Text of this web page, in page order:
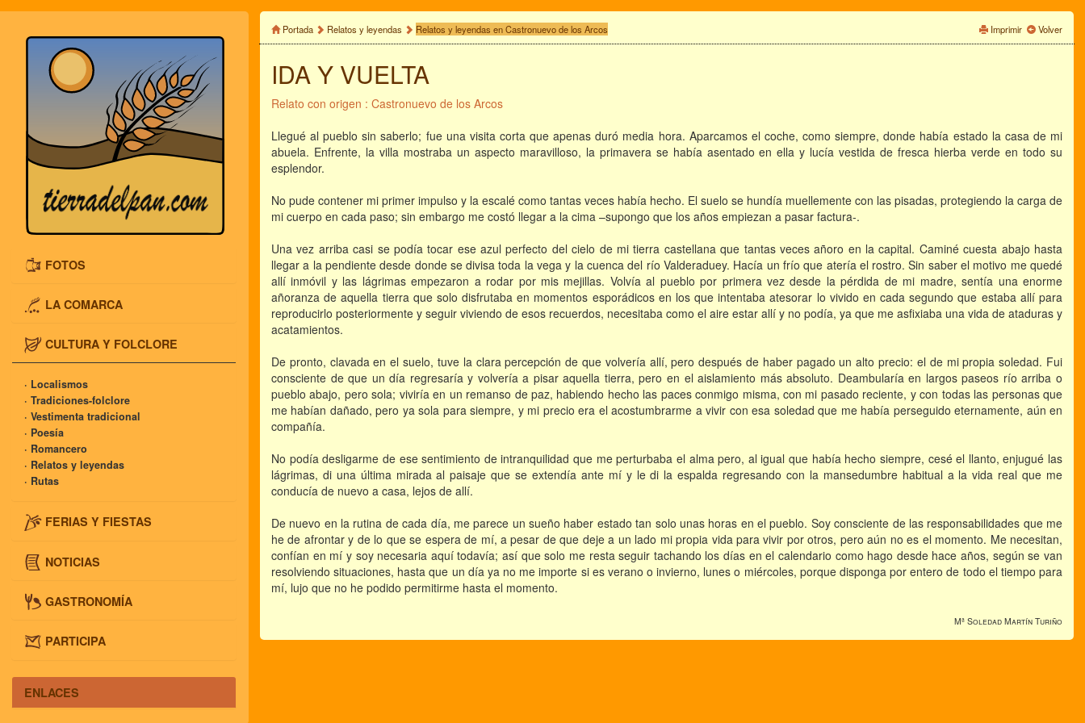
FOTOS
LA COMARCA
CULTURA Y FOLCLORE
· Localismos
· Tradiciones-folclore
· Vestimenta tradicional
· Poesía
· Romancero
· Relatos y leyendas
· Rutas
FERIAS Y FIESTAS
NOTICIAS
GASTRONOMÍA
PARTICIPA
ENLACES
Portada Relatos y leyendas Relatos y leyendas en Castronuevo de los Arcos Imprimir Volver
IDA Y VUELTA
Relato con origen : Castronuevo de los Arcos
Llegué al pueblo sin saberlo; fue una visita corta que apenas duró media hora. Aparcamos el coche, como siempre, donde había estado la casa de mi
abuela. Enfrente, la villa mostraba un aspecto maravilloso, la primavera se había asentado en ella y lucía vestida de fresca hierba verde en todo su
esplendor.
No pude contener mi primer impulso y la escalé como tantas veces había hecho. El suelo se hundía muellemente con las pisadas, protegiendo la carga de
mi cuerpo en cada paso; sin embargo me costó llegar a la cima –supongo que los años empiezan a pasar factura-.
Una vez arriba casi se podía tocar ese azul perfecto del cielo de mi tierra castellana que tantas veces añoro en la capital. Caminé cuesta abajo hasta
llegar a la pendiente desde donde se divisa toda la vega y la cuenca del río Valderaduey. Hacía un frío que atería el rostro. Sin saber el motivo me quedé
allí inmóvil y las lágrimas empezaron a rodar por mis mejillas. Volvía al pueblo por primera vez desde la pérdida de mi madre, sentía una enorme
añoranza de aquella tierra que solo disfrutaba en momentos esporádicos en los que intentaba atesorar lo vivido en cada segundo que estaba allí para
reproducirlo posteriormente y seguir viviendo de esos recuerdos, necesitaba como el aire estar allí y no podía, ya que me asfixiaba una vida de ataduras y
acatamientos.
De pronto, clavada en el suelo, tuve la clara percepción de que volvería allí, pero después de haber pagado un alto precio: el de mi propia soledad. Fui
consciente de que un día regresaría y volvería a pisar aquella tierra, pero en el aislamiento más absoluto. Deambularía en largos paseos río arriba o
pueblo abajo, pero sola; viviría en un remanso de paz, habiendo hecho las paces conmigo misma, con mi pasado reciente, y con todas las personas que
me habían dañado, pero ya sola para siempre, y mi precio era el acostumbrarme a vivir con esa soledad que me había perseguido eternamente, aún en
compañía.
No podía desligarme de ese sentimiento de intranquilidad que me perturbaba el alma pero, al igual que había hecho siempre, cesé el llanto, enjugué las
lágrimas, di una última mirada al paisaje que se extendía ante mí y le di la espalda regresando con la mansedumbre habitual a la vida real que me
conducía de nuevo a casa, lejos de allí.
De nuevo en la rutina de cada día, me parece un sueño haber estado tan solo unas horas en el pueblo. Soy consciente de las responsabilidades que me
he de afrontar y de lo que se espera de mí, a pesar de que deje a un lado mi propia vida para vivir por otros, pero aún no es el momento. Me necesitan,
confían en mí y soy necesaria aquí todavía; así que solo me resta seguir tachando los días en el calendario como hago desde hace años, según se van
resolviendo situaciones, hasta que un día ya no me importe si es verano o invierno, lunes o miércoles, porque disponga por entero de todo el tiempo para
mí, lujo que no he podido permitirme hasta el momento.
Mª Soledad Martín Turiño